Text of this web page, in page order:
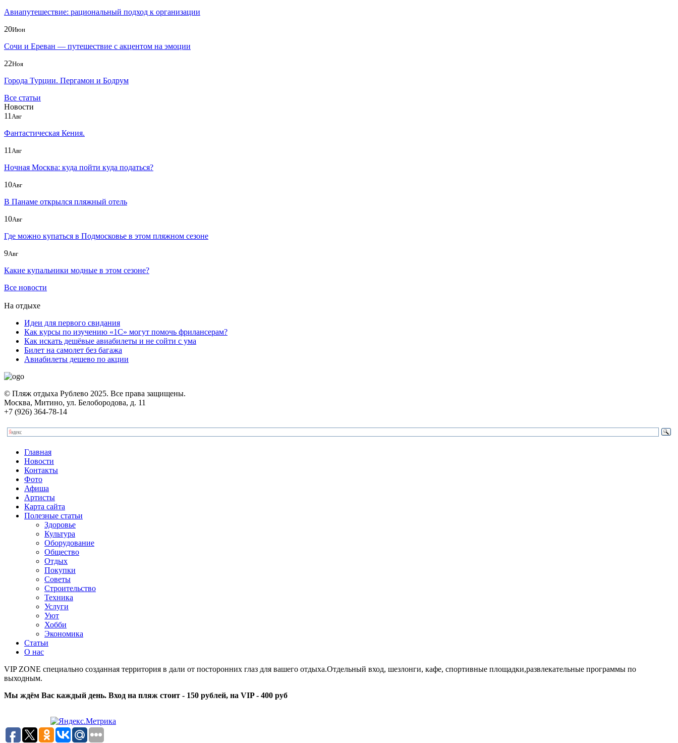
Авиапутешествие: рациональный подход к организации
20Июн
Сочи и Ереван — путешествие с акцентом на эмоции
22Ноя
Города Турции. Пергамон и Бодрум
Все статьи
Новости
11 Авг
Фантастическая Кения.
11 Авг
Ночная Москва: куда пойти куда податься?
10Авг
В Панаме открылся пляжный отель
10Авг
Где можно купаться в Подмосковье в этом пляжном сезоне
9Авг
Какие купальники модные в этом сезоне?
Все новости
На отдыхе
Идеи для первого свидания
Как курсы по изучению «1С» могут помочь фрилансерам?
Как искать дешёвые авиабилеты и не сойти с ума
Билет на самолет без багажа
Авиабилеты дешево по акции
© Пляж отдыха Рублево 2025. Все права защищены.
Москва, Митино, ул. Белобородова, д. 11
+7 (926) 364-78-14
Главная
Новости
Контакты
Фото
Афиша
Артисты
Карта сайта
Полезные статьи
Здоровье
Культура
Оборудование
Общество
Отдых
Покупки
Советы
Строительство
Техника
Услуги
Уют
Хобби
Экономика
Статьи
О нас
VIP ZONE специально созданная территория в дали от посторонних глаз для вашего отдыха.Отдельный вход, шезлонги, кафе, спортивные площадки,развлекательные программы по
выходным.
Мы ждём Вас каждый день. Вход на пляж стоит - 150 рублей, на VIP - 400 руб